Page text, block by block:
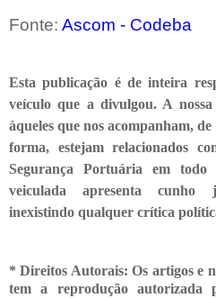
Fonte: Ascom - Codeba
Esta publicação é de inteira
veículo que a divulgou. A
àqueles que nos acompanham,
forma, estejam relacionados
Segurança Portuária em
veiculada apresenta cunho
inexistindo qualquer crítica
* Direitos Autorais: Os artigos e
tem a reprodução autorizada